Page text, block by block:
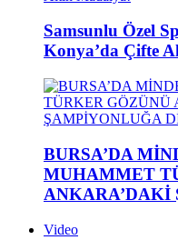
Samsunlu Özel
Konya’da Çifte
BURSA’DA
MUHAMMET
Video